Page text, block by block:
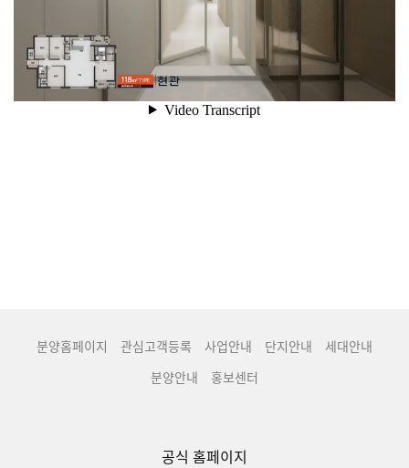
분양홈페이지 관심고객등록 사업안내 단지안내
세대안내
분양안내
홍보센터
공식 홈페이지